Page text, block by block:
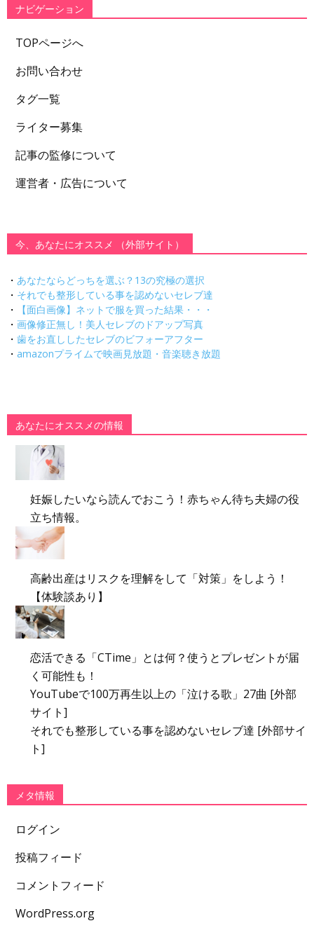
ナビゲーション
TOPページへ
お問い合わせ
タグ一覧
ライター募集
記事の監修について
運営者・広告について
今、あなたにオススメ （外部サイト）
・ あなたならどっちを選ぶ？13の究極の選択
・ それでも整形している事を認めないセレブ達
・
【面白画像】ネットで服を買った結果・・・
・ 画像修正無し！美人セレブのドアップ写真
・ 歯をお直ししたセレブのビフォーアフター
・ amazonプライムで映画見放題・音楽聴き放題
あなたにオススメの情報
妊娠したいなら読んでおこう！赤ちゃん待ち夫婦の役
立ち情報。
高齢出産はリスクを理解をして「対策」をしよう！
【体験談あり】
恋活できる「CTime」とは何？使うとプレゼントが届
く可能性も！
YouTubeで100万再生以上の「泣ける歌」27曲 [外部
サイト]
それでも整形している事を認めないセレブ達 [外部サイ
ト]
メタ情報
ログイン
投稿フィード
コメントフィード
WordPress.org